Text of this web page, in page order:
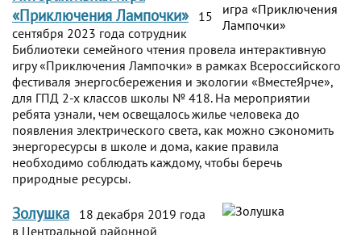
«Приключения Лампочки»
15
сентября 2023 года сотрудник
Библиотеки семейного чтения провела интерактивную
игру «Приключения Лампочки» в рамках Всероссийского
фестиваля энергосбережения и экологии «ВместеЯрче»,
для ГПД 2-х классов школы № 418. На мероприятии
ребята узнали, чем освещалось жилье человека до
появления электрического света, как можно сэкономить
энергоресурсы в школе и дома, какие правила
необходимо соблюдать каждому, чтобы беречь
природные ресурсы.
Золушка
18 декабря 2019 года
в Центральной районной